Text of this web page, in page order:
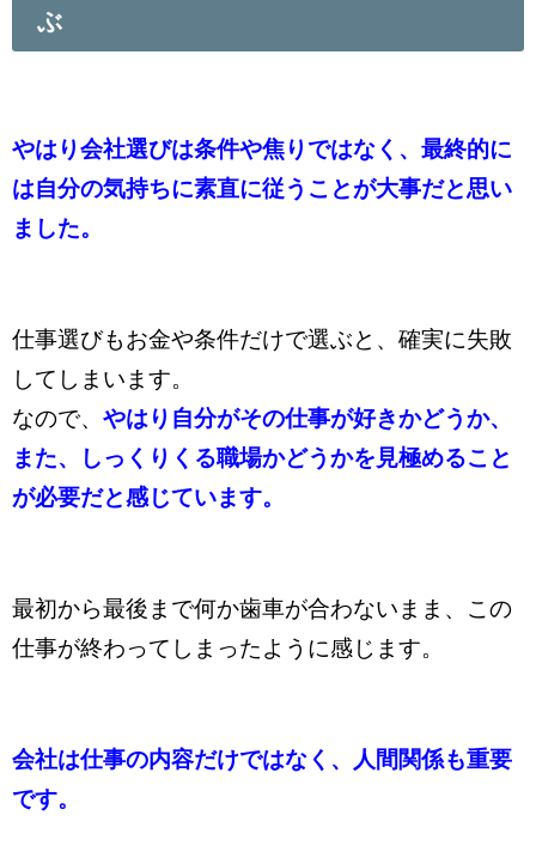
ぶ
やはり会社選びは条件や焦りではなく、最終的に
は自分の気持ちに素直に従うことが大事だと思い
ました。
仕事選びもお金や条件だけで選ぶと、確実に失敗
してしまいます。
なので、 やはり自分がその仕事が好きかどうか、
また、しっくりくる職場かどうかを見極めること
が必要だと感じています。
最初から最後まで何か歯車が合わないまま、この
仕事が終わってしまったように感じます。
会社は仕事の内容だけではなく、人間関係も重要
です。